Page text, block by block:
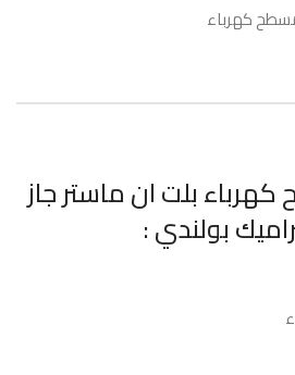
كهرباء
بلت ان ماستر جاز